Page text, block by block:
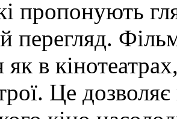
пропонують
перегляд.
як в
Це